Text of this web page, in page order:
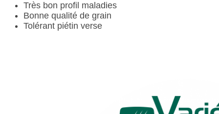
Très bon profil maladies
Bonne qualité de grain
Tolérant piétin verse